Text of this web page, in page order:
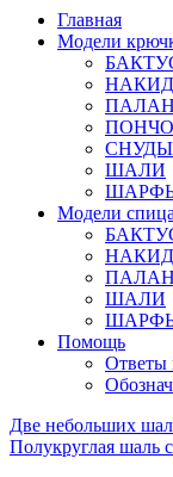
Главная
Модели
ПОНЧО
СНУДЫ
ШАЛИ
Модели
ШАЛИ
Помощь
Ответы
Две небольших
Полукруглая шаль